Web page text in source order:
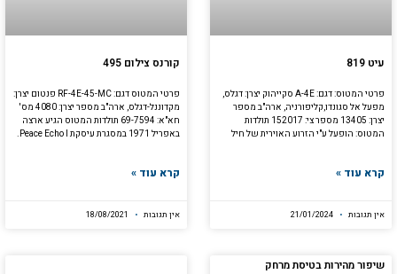
עיט 819
פרטי המטוס: דגם: A-4E סקייהוק יצרן: דגלס,
מפעל אל סגונדו,קליפורניה, ארה"ב מספר
יצרן: 13405 מספר צי: 152017 תולדות
המטוס: הופעל ע"י הזרוע האוירית של חיל
קרא עוד »
אין תגובות
קורנס צילום 495
פרטי המטוס דגם: RF-4E-45-MC פנטום יצרן:
מקדוננל-דגלס, ארה"ב מספר יצרן: 4080 מס'
חא"א: 69-7594 תולדות המטוס הגיע ארצה
באפריל 1971 במסגרת עיסקת Peace Echo I.
קרא עוד »
אין תגובות
שיפור מהירות בטיסת מרחק